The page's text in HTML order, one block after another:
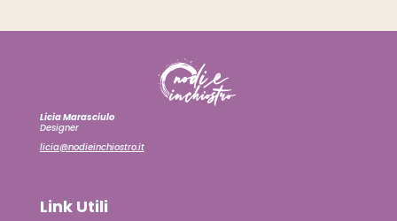
Licia Marasciulo
Designer
licia@nodieinchiostro.it
Link Utili